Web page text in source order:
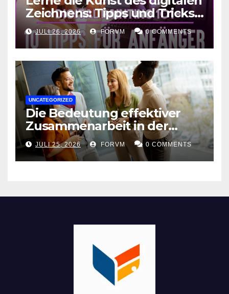
Zeichnens: Tipps und Tricks
für kreative Ausdruckskunst
JULI 26, 2026 FORVM 0 COMMENTS
UNCATEGORIZED
Die Bedeutung effektiver
Zusammenarbeit in der
Arbeitswelt
JULI 25, 2026 FORVM 0 COMMENTS